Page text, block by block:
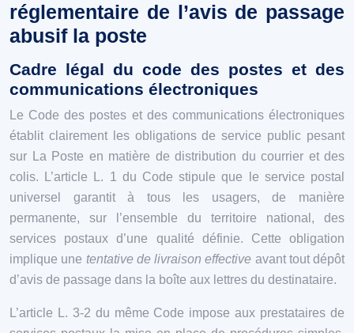
réglementaire de l’avis de passage
abusif la poste
Cadre légal du code des postes et des
communications électroniques
Le Code des postes et des communications électroniques
établit clairement les obligations de service public pesant
sur La Poste en matière de distribution du courrier et des
colis. L’article L. 1 du Code stipule que le service postal
universel garantit à tous les usagers, de manière
permanente, sur l’ensemble du territoire national, des
services postaux d’une qualité définie. Cette obligation
implique une tentative de livraison effective avant tout dépôt
d’avis de passage dans la boîte aux lettres du destinataire.
L’article L. 3-2 du même Code impose aux prestataires de